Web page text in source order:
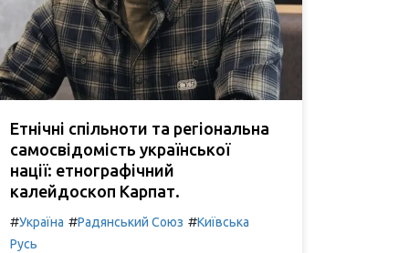
Етнічні спільноти та регіональна
самосвідомість української
нації: етнографічний
калейдоскоп Карпат.
#Україна #Радянський Союз #Київська
Русь